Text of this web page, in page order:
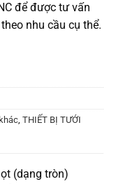
để được tư vấn
nhu cầu cụ thể.
THIẾT BỊ TƯỚI
(dạng tròn)